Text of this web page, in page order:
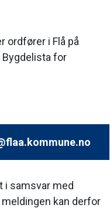
ordfører i Flå på
Bygdelista for
i samsvar med
kan derfor